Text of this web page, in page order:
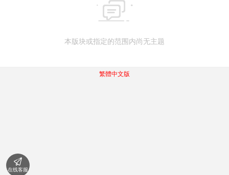

本版块或指定的范围内尚无主题
繁體中文版

在线客服